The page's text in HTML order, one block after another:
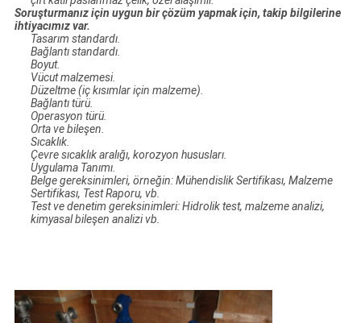
Soruşturmanız için uygun bir çözüm yapmak için, takip bilgilerine
ihtiyacımız var.
Tasarım standardı.
Bağlantı standardı.
Boyut.
Vücut malzemesi.
Düzeltme (iç kısımlar için malzeme).
Bağlantı türü.
Operasyon türü.
Orta ve bileşen.
Sıcaklık.
Çevre sıcaklık aralığı, korozyon hususları.
Uygulama Tanımı.
Belge gereksinimleri, örneğin: Mühendislik Sertifikası, Malzeme
Sertifikası, Test Raporu, vb.
Test ve denetim gereksinimleri: Hidrolik test, malzeme analizi,
kimyasal bileşen analizi vb.